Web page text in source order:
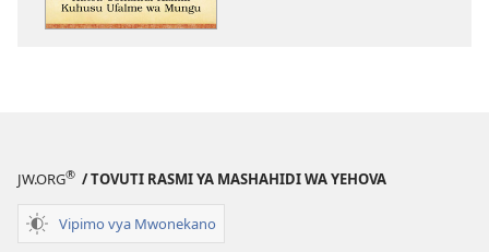
wa
wa
JW.ORG® / TOVUTI RASMI YA MASHAHIDI WA YEHOVA
Vipimo vya Mwonekano